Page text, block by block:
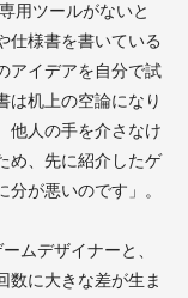
用ツールがないと
仕様書を書いている
アイデアを自分で試
は机上の空論になり
他人の手を介さなけ
め、先に紹介したゲ
が悪いのです」。
ムデザイナーと、
数に大きな差が生ま